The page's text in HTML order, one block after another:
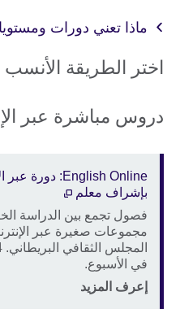
ماذا تعني دورات
اختر الطريقة الأنسب
دروس مباشرة عبر
بإشراف معلم
Description
فصول تجمع بين الدراسة
مجموعات صغيرة عبر
في الأسبوع.
الموقع
Price
إعرف المزيد